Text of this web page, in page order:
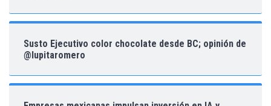
Susto Ejecutivo color chocolate desde BC; opinión de
@lupitaromero